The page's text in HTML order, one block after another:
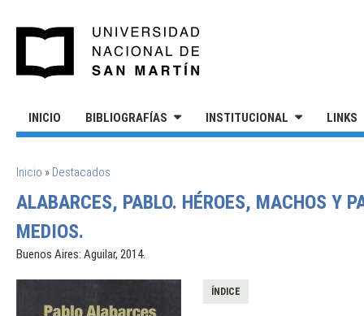
INICIO BIBLIOGRAFÍAS INSTITUCIONAL LINKS
SE ENCUENTRA USTED AQUÍ
Inicio » Destacados
ALABARCES, PABLO. HÉROES, MACHOS Y
MEDIOS.
Buenos Aires: Aguilar, 2014.
ÍNDICE